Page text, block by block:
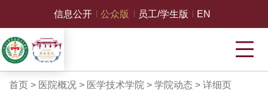
信息公开 公众版 员工/学生版 EN
首页 > 医院概况> 医学技术学院> 学院动态 > 详细页